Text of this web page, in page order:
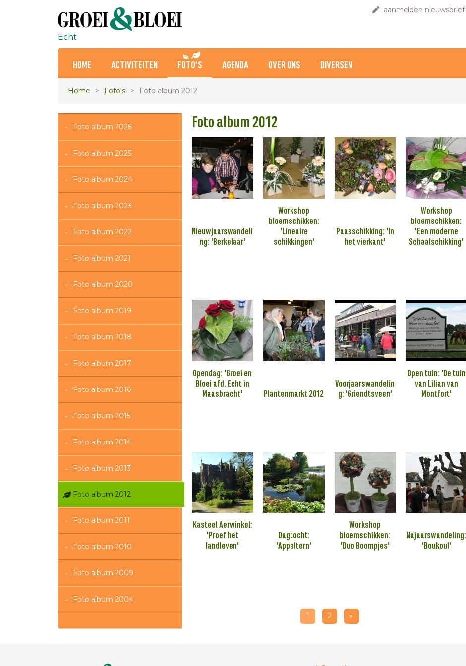
aanmelden nieuwsbrief
Echt
HOME ACTIVITEITEN FOTO'S AGENDA OVER ONS DIVERSEN
Home Foto's Foto album 2012
Foto album 2026
Foto album 2025
Foto album 2024
Foto album 2023
Foto album 2022
Foto album 2021
Foto album 2020
Foto album 2019
Foto album 2018
Foto album 2017
Foto album 2016
Foto album 2015
Foto album 2014
Foto album 2013
Foto album 2012
Foto album 2011
Foto album 2010
Foto album 2009
Foto album 2004
Foto album 2012
Nieuwjaarswandeli
ng: 'Berkelaar'
Workshop
bloemschikken:
'Lineaire
schikkingen'
Paasschikking: 'In
het vierkant'
Workshop
bloemschikken:
'Een moderne
Schaalschikking'
Opendag: 'Groei en
Bloei afd. Echt in
Maasbracht'
Plantenmarkt 2012
Voorjaarswandelin
g: 'Griendtsveen'
Open tuin: 'De tuin
van Lilian van
Montfort'
Kasteel Aerwinkel:
'Proef het
landleven'
Dagtocht:
'Appeltern'
Workshop
bloemschikken:
'Duo Boompjes'
Najaarswandeling:
'Boukoul'
1 2 »